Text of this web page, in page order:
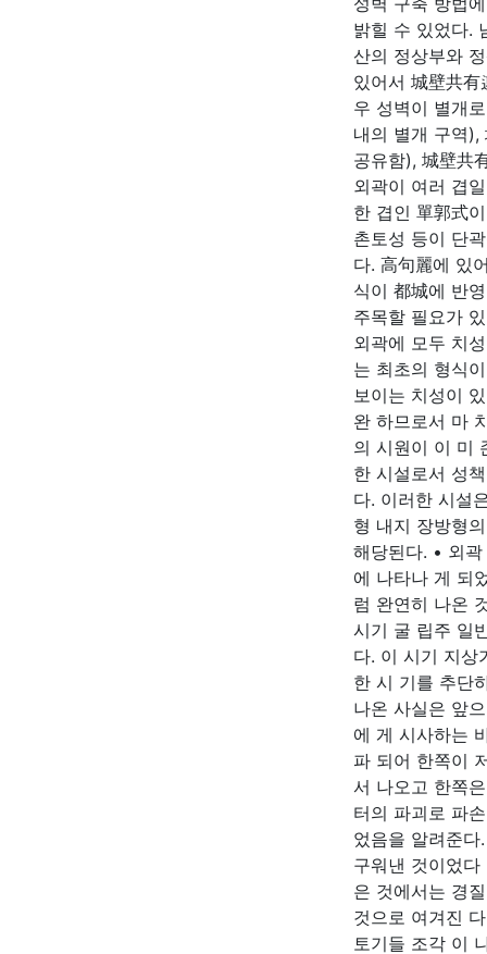
밝힐 수 있었다.
산의 정상부와
있어서 城壁共
우 성벽이 별개
내의 별개 구역),
공유함), 城壁共
외곽이 여러 겹
한 겹인 單郭式
촌토성 등이 단
다. 高句麗에 있
식이 都城에 반
주목할 필요가
외곽에 모두 치
는 최초의 형식
보이는 치성이
완 하므로서 마
의 시원이 이 미
한 시설로서 성
다. 이러한 시설
형 내지 장방형
해당된다. • 외
에 나타나 게 되
럼 완연히 나온
시기 굴 립주 일
다. 이 시기 지상
한 시 기를 추단
나온 사실은 앞
에 게 시사하는
파 되어 한쪽이
서 나오고 한쪽
터의 파괴로 파
었음을 알려준
구워낸 것이었
은 것에서는 경
것으로 여겨진
토기들 조각 이